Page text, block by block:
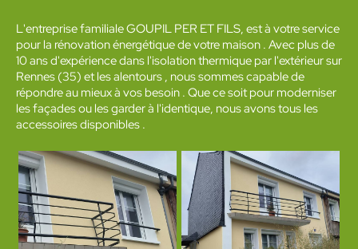
L'entreprise familiale GOUPIL PER ET FILS, est à votre service
pour la rénovation énergétique de votre maison . Avec plus de
10 ans d'expérience dans l'isolation thermique par l'extérieur sur
Rennes (35) et les alentours , nous sommes capable de
répondre au mieux à vos besoin . Que ce soit pour moderniser
les façades ou les garder à l'identique, nous avons tous les
accessoires disponibles .